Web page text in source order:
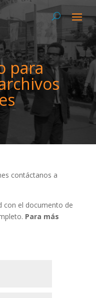
para
contáctanos a
con el documento de
Para más